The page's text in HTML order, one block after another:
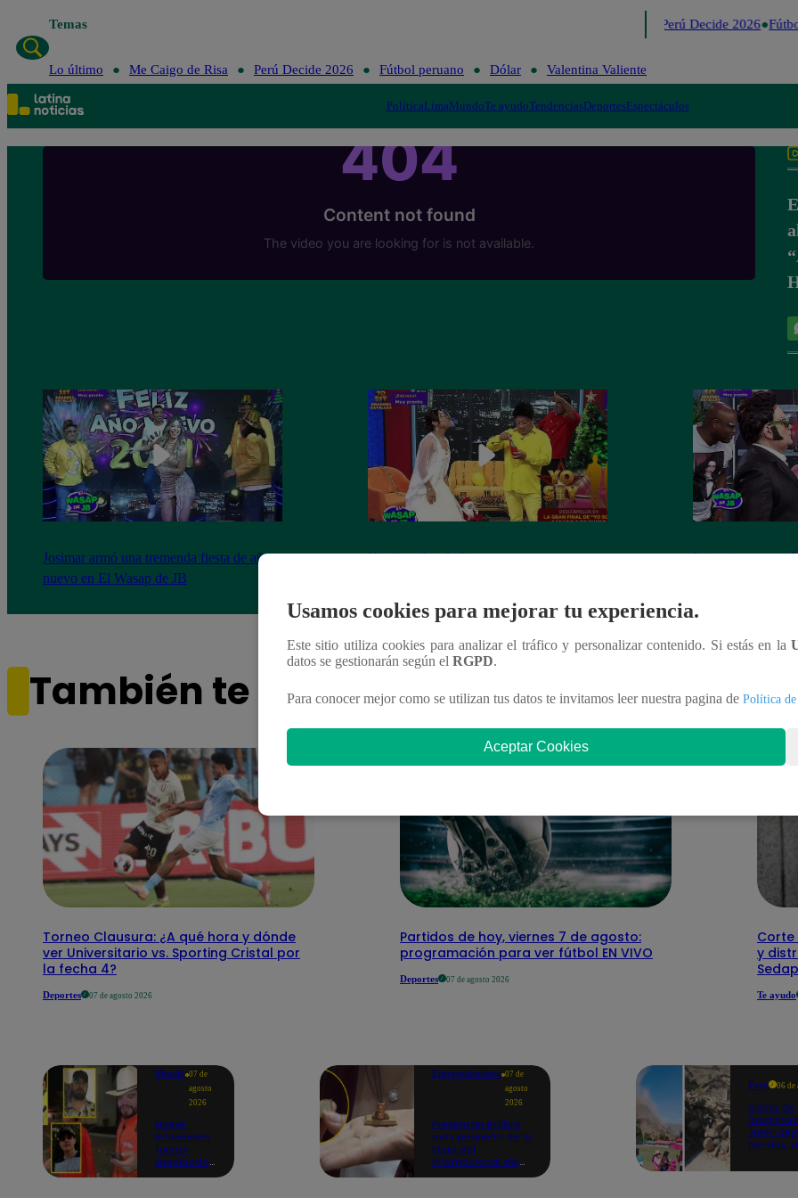
Temas Perú Decide 2026
Lo último Me Caigo de Risa Perú Decide 2026 Fútbol peruano Dólar Valentina Valiente
PolíticaLimaMundoTe ayudoTendenciasDeportesEspectáculos
Josimar armó una tremenda fiesta de año
nuevo en El Wasap de JB
Kenji recibe el año nuevo con otro
Luismi tuvo un
También te puede interesar
Torneo Clausura: ¿A qué hora y dónde
ver Universitario vs. Sporting Cristal por
la fecha 4?
Deportes 07 de agosto 2026
Partidos de hoy, viernes 7 de agosto:
programación para ver fútbol EN VIVO
Deportes 07 de agosto 2026
Corte
y
Te ayudo
Mundo 07 de
agosto
2026
Nueve
influencers
fueron
asesinados
Entretenimiento 07 de
agosto
2026
Presentan el libro
más pequeño de la
Feria del
Internacional del
Perú 06 de
Sismo de
Junín
heridos,
propició
Usamos cookies para mejorar tu experiencia.
Este sitio utiliza cookies para analizar el tráfico y personalizar contenido. Si estás en la
datos se gestionarán según el RGPD.
Para conocer mejor como se utilizan tus datos te invitamos leer nuestra pagina de Política
Aceptar Cookies